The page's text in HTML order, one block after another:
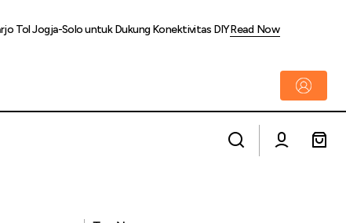
Tol Jogja-Solo untuk Dukung Konektivitas DIYRead Now